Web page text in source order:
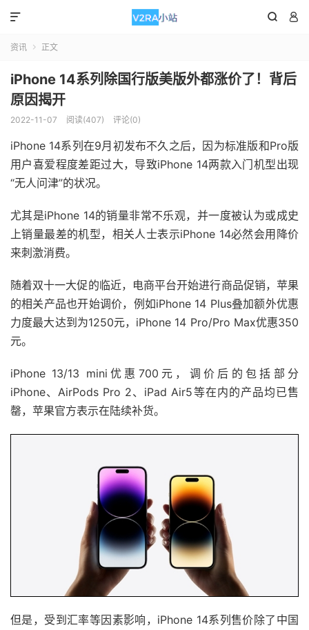
 

资讯  正文
iPhone 14系列除国行版美版外都涨价了！背后
原因揭开
2022-11-07 阅读(407) 评论(0)
iPhone 14系列在9月初发布不久之后，因为标准版和Pro版
用户喜爱程度差距过大，导致iPhone 14两款入门机型出现
“无人问津”的状况。
尤其是iPhone 14的销量非常不乐观，并一度被认为或成史
上销量最差的机型，相关人士表示iPhone 14必然会用降价
来刺激消费。
随着双十一大促的临近，电商平台开始进行商品促销，苹果
的相关产品也开始调价，例如iPhone 14 Plus叠加额外优惠
力度最大达到为1250元，iPhone 14 Pro/Pro Max优惠350
元。
iPhone 13/13 mini优惠700元，调价后的包括部分
iPhone、AirPods Pro 2、iPad Air5等在内的产品均已售
罄，苹果官方表示在陆续补货。
但是，受到汇率等因素影响，iPhone 14系列售价除了中国